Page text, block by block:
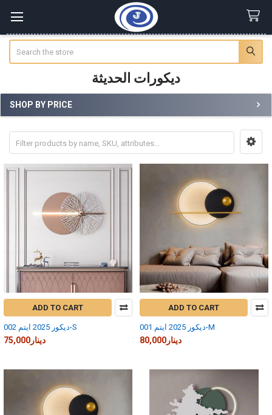
ديكورات الحديثة
Sidebar
SHOP BY PRICE
ADD TO CART
ديكور 2025 ايتم 002-S
75,000دينار
ADD TO CART
ديكور 2025 ايتم 001-M
80,000دينار